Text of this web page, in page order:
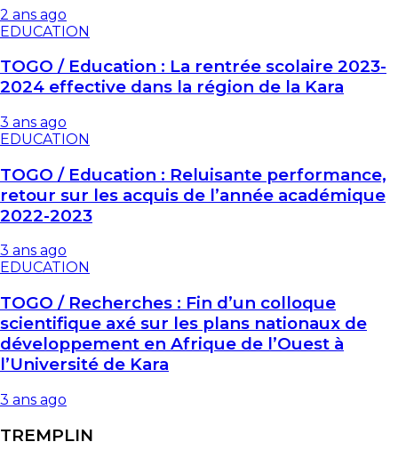
2 ans ago
EDUCATION
TOGO / Education : La rentrée scolaire 2023-
2024 effective dans la région de la Kara
3 ans ago
EDUCATION
TOGO / Education : Reluisante performance,
retour sur les acquis de l’année académique
2022-2023
3 ans ago
EDUCATION
TOGO / Recherches : Fin d’un colloque
scientifique axé sur les plans nationaux de
développement en Afrique de l’Ouest à
l’Université de Kara
3 ans ago
TREMPLIN